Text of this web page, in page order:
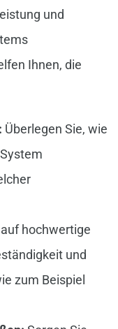
und
Ihnen, die
Überlegen Sie, wie
hochwertige
und
zum Beispiel